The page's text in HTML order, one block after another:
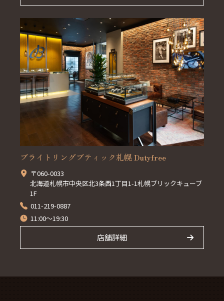
ブライトリングブティック札幌 Dutyfree
〒060-0033
北海道札幌市中央区北3条西1丁目1-1札幌ブリックキューブ
1F
011-219-0887
11:00～19:30
店舗詳細